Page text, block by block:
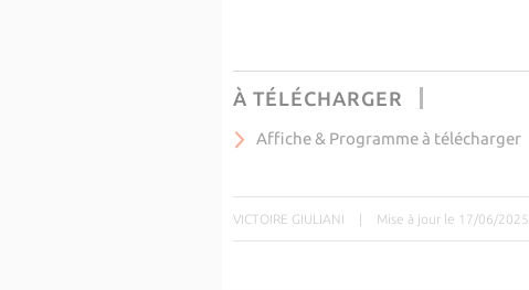
À TÉLÉCHARGER
Affiche & Programme à télécharger
VICTOIRE GIULIANI | Mise à jour le 17/06/2025